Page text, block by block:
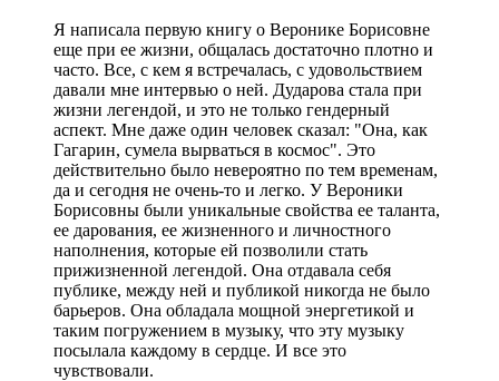
Я написала первую книгу о Веронике Борисовне
еще при ее жизни, общалась достаточно плотно и
часто. Все, с кем я встречалась, с удовольствием
давали мне интервью о ней. Дударова стала при
жизни легендой, и это не только гендерный
аспект. Мне даже один человек сказал: "Она, как
Гагарин, сумела вырваться в космос". Это
действительно было невероятно по тем временам,
да и сегодня не очень-то и легко. У Вероники
Борисовны были уникальные свойства ее таланта,
ее дарования, ее жизненного и личностного
наполнения, которые ей позволили стать
прижизненной легендой. Она отдавала себя
публике, между ней и публикой никогда не было
барьеров. Она обладала мощной энергетикой и
таким погружением в музыку, что эту музыку
посылала каждому в сердце. И все это
чувствовали.